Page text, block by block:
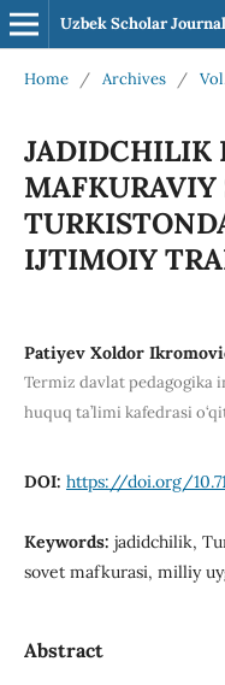
Uzbek Scholar Journal
Home / Archives /
JADIDCHILIK
MAFKURAVIY
IJTIMOIY
Patiyev Xoldor
Termiz davlat pedagogika
huquq ta’limi kafedrasi
DOI: https://doi.org/
Keywords: jadidchilik,
sovet mafkurasi, milliy
Abstract